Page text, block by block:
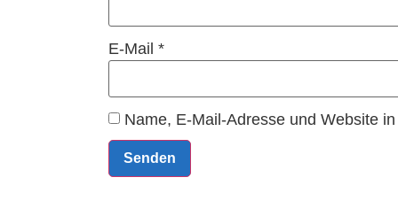
E-Mail *
Name, E-Mail-Adresse und Website